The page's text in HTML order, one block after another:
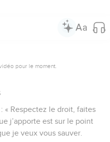
pour le moment.
« Respectez le droit, faites
j’apporte est sur le point
je veux vous sauver.